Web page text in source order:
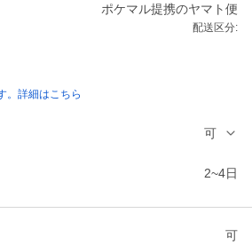
ポケマル提携のヤマト便
配送区分:
。詳細はこちら
可
2~4日
可